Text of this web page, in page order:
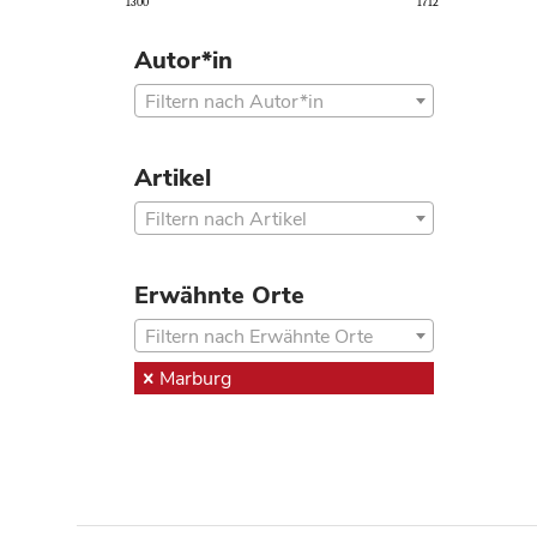
Autor*in
Filtern nach Autor*in
Artikel
Filtern nach Artikel
Erwähnte Orte
Filtern nach Erwähnte Orte
Marburg